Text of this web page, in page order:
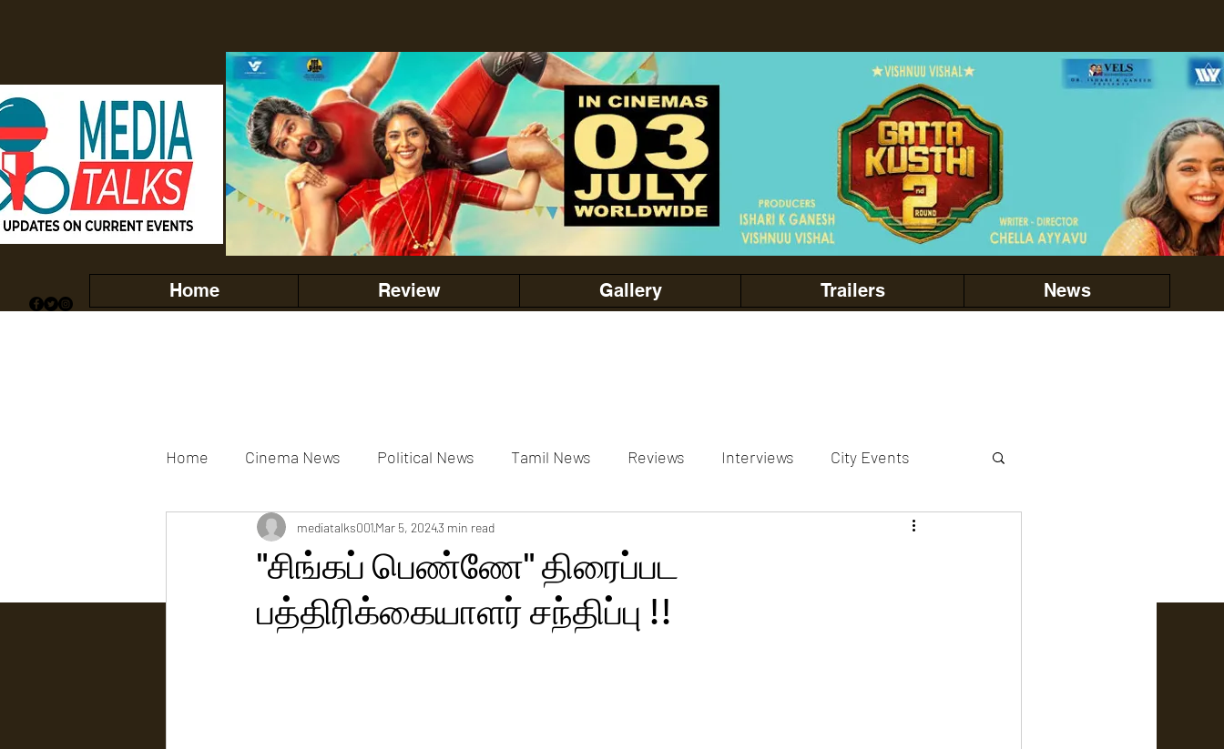
Home Review Gallery Trailers News
Home Cinema News Political News Tamil News Reviews Interviews City Events
Movies Gallery Actress Gallery Events Gallery actors gallery
Tv news
"சிங்கப் பெண்ணே" திரைப்பட
பத்திரிக்கையாளர் சந்திப்பு !!
mediatalks001Mar 5, 20243 min read